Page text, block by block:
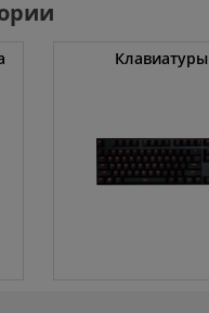
Клавиатуры